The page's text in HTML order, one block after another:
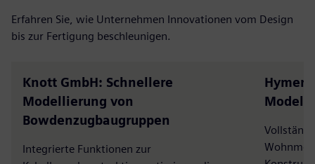
Erfahren Sie, wie Unternehmen Innovationen vom Design
bis zur Fertigung beschleunigen.
Knott GmbH: Schnellere
Modellierung von
Bowdenzugbaugruppen
Integrierte Funktionen zur
Hymer: